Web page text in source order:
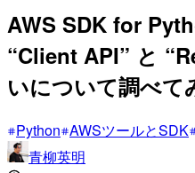
AWS SDK for
“Client API” と
いについて調べて
Python AWSツールとSDK
青柳英明